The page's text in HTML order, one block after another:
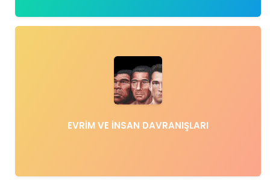
EVRİM VE İNSAN DAVRANIŞLARI